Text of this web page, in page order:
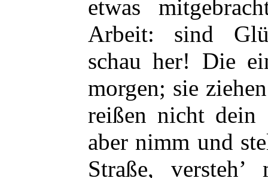
etwas
Arbeit: sind
schau her! Die
morgen; sie
reißen nicht dein
aber nimm und
Straße,